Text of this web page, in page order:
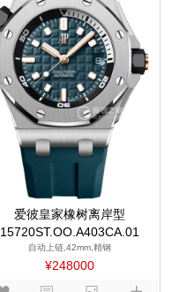
爱彼皇家橡树离岸型
15720ST.OO.A403CA.01
自动上链,42mm,精钢
¥248000